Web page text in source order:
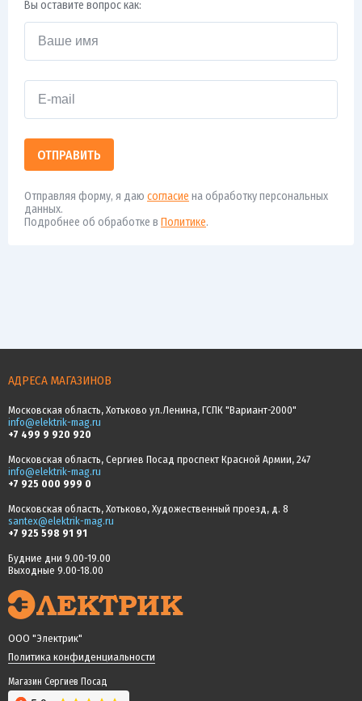
Вы оставите вопрос как:
ОТПРАВИТЬ
Отправляя форму, я даю согласие на обработку персональных
данных.
Подробнее об обработке в Политике.
АДРЕСА МАГАЗИНОВ
Московская область, Хотьково ул.Ленина, ГСПК "Вариант-2000"
info@elektrik-mag.ru
+7 499 9 920 920
Московская область, Сергиев Посад проспект Красной Армии, 247
info@elektrik-mag.ru
+7 925 000 999 0
Московская область, Хотьково, Художественный проезд, д. 8
santex@elektrik-mag.ru
+7 925 598 91 91
Будние дни 9.00-19.00
Выходные 9.00-18.00
ООО "Электрик"
Политика конфиденциальности
Магазин Сергиев Посад